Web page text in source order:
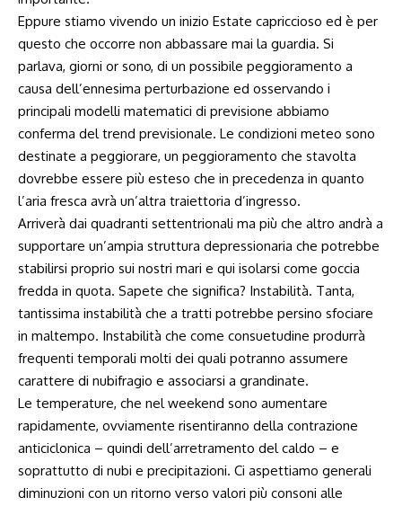
Eppure stiamo vivendo un inizio Estate capriccioso ed è per
questo che occorre non abbassare mai la guardia. Si
parlava, giorni or sono, di un possibile peggioramento a
causa dell’ennesima perturbazione ed osservando i
principali modelli matematici di previsione abbiamo
conferma del trend previsionale. Le condizioni meteo sono
destinate a peggiorare, un peggioramento che stavolta
dovrebbe essere più esteso che in precedenza in quanto
l’aria fresca avrà un’altra traiettoria d’ingresso.
Arriverà dai quadranti settentrionali ma più che altro andrà a
supportare un’ampia struttura depressionaria che potrebbe
stabilirsi proprio sui nostri mari e qui isolarsi come goccia
fredda in quota. Sapete che significa? Instabilità. Tanta,
tantissima instabilità che a tratti potrebbe persino sfociare
in maltempo. Instabilità che come consuetudine produrrà
frequenti temporali molti dei quali potranno assumere
carattere di nubifragio e associarsi a grandinate.
Le temperature, che nel weekend sono aumentare
rapidamente, ovviamente risentiranno della contrazione
anticiclonica – quindi dell’arretramento del caldo – e
soprattutto di nubi e precipitazioni. Ci aspettiamo generali
diminuzioni con un ritorno verso valori più consoni alle